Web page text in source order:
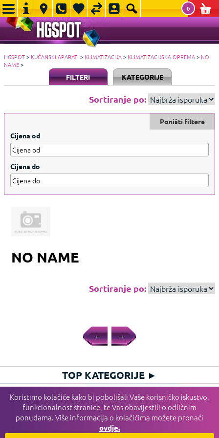
0
HGSPOT> KUĆANSKI APARATI > KLIMATIZACIJA> KLIMATIZACIJSKA OPREMA> NO
NAME>
FILTERI KATEGORIJE
Sortiranje po:
Cijena od
Cijena do
Poništi filtere
NO NAME
Sortiranje po:
← →
Koristimo kolačiće kako bi poboljšali Vaše korisničko iskustvo,
funkcionalnost stranice, te Vas obavijestili o odličnim
ponudama. Više informacija o kolačićima možete pronaći
ovdje.
TOP KATEGORIJE ►
HIT KATEGORIJE ►
PLAĆANJE I DOSTAVA I SERVIS►
INFORMACIJE